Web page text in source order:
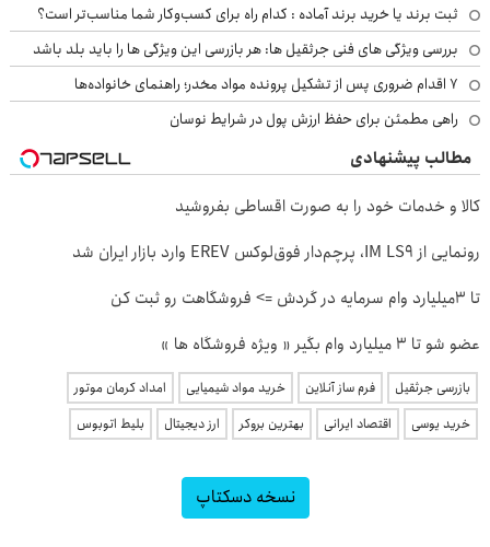
ثبت برند یا خرید برند آماده : کدام راه برای کسب‌وکار شما مناسب‌تر است؟
بررسی ویژگی های فنی جرثقیل ها: هر بازرسی این ویژگی ها را باید بلد باشد
۷ اقدام ضروری پس از تشکیل پرونده مواد مخدر؛ راهنمای خانواده‌ها
راهی مطمئن برای حفظ ارزش پول در شرایط نوسان
مطالب پیشنهادی
کالا و خدمات خود را به صورت اقساطی بفروشید
رونمایی از IM LS9، پرچم‌دار فوق‌لوکس EREV وارد بازار ایران شد
تا 3میلیارد وام سرمایه در گردش => فروشگاهت رو ثبت کن
عضو شو تا 3 میلیارد وام بگیر « ویژه فروشگاه ها »
بازرسی جرثقیل فرم ساز آنلاین خرید مواد شیمیایی
امداد کرمان موتور
خرید یوسی
اقتصاد ایرانی بهترین بروکر ارز دیجیتال بلیط اتوبوس
نسخه دسکتاپ